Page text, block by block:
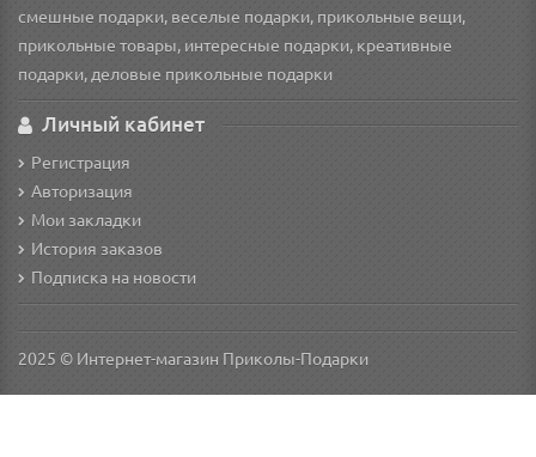
смешные подарки, веселые подарки, прикольные вещи,
прикольные товары, интересные подарки, креативные
подарки, деловые прикольные подарки
Личный кабинет
Регистрация
Авторизация
Мои закладки
История заказов
Подписка на новости
2025 © Интернет-магазин Приколы-Подарки